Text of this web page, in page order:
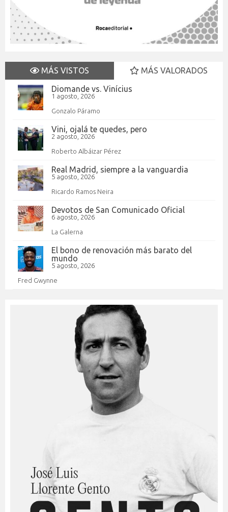
MÁS VISTOS
MÁS VALORADOS
Diomande vs. Vinícius
1 agosto, 2026
Gonzalo Páramo
Vini, ojalá te quedes, pero
2 agosto, 2026
Roberto Albáizar Pérez
Real Madrid, siempre a la vanguardia
5 agosto, 2026
Ricardo Ramos Neira
Devotos de San Comunicado Oficial
6 agosto, 2026
La Galerna
El bono de renovación más barato del
mundo
5 agosto, 2026
Fred Gwynne